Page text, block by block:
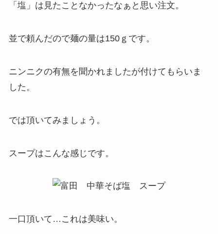
「塩」は見たことなかったなぁと思い注文。
並で頼んだので麺の量は150ｇです。
ニンニクの有無を聞かれましたが付けてもらいま
した。
では頂いてみましょう。
スープはこんな感じです。
一口頂いて…これは美味い。